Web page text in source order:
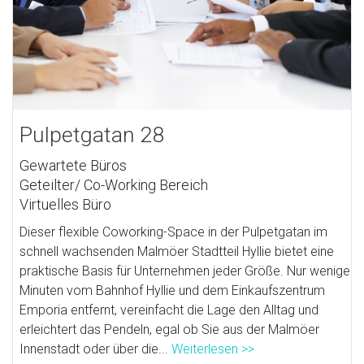
Pulpetgatan 28
Gewartete Büros
Geteilter/ Co-Working Bereich
Virtuelles Büro
Dieser flexible Coworking-Space in der Pulpetgatan im
schnell wachsenden Malmöer Stadtteil Hyllie bietet eine
praktische Basis für Unternehmen jeder Größe. Nur wenige
Minuten vom Bahnhof Hyllie und dem Einkaufszentrum
Emporia entfernt, vereinfacht die Lage den Alltag und
erleichtert das Pendeln, egal ob Sie aus der Malmöer
Innenstadt oder über die...Weiterlesen >>